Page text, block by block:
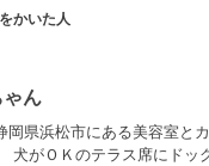
かいた人
ん
岡県浜松市にある美容室と
犬がＯＫのテラス席にドッ